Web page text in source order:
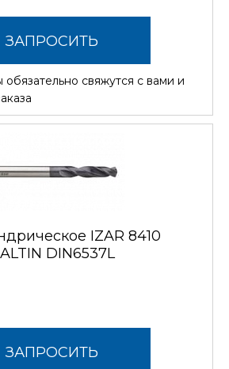
ЗАПРОСИТЬ
СТОИМОСТЬсвяжутся с вами и
IZAR 8410
DIN6537L
ЗАПРОСИТЬ